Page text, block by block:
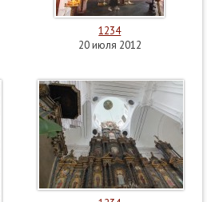
1234
20 июля 2012